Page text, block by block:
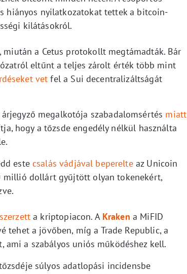
hiányos nyilatkozatokat tettek a bitcoin-
kilátásokról.
a Cetus protokollt megtámadták. Bár
eltűnt a teljes zárolt érték több mint
vet fel a Sui decentralizáltságát
megalkotója szabadalomsértés miatt
hogy a tőzsde engedély nélkül használta
este csalás vádjával beperelteaz Unicoin
millió dollárt gyűjtött olyan tokenekért,
a kriptopiacon. A Kraken a MiFID
tehet a jövőben, míg a Trade Republic, a
ami a szabályos uniós működéshez kell.
súlyos adatlopási incidensbe